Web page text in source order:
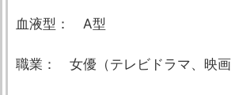
血液型： A型
職業： 女優（テレビドラマ、映画